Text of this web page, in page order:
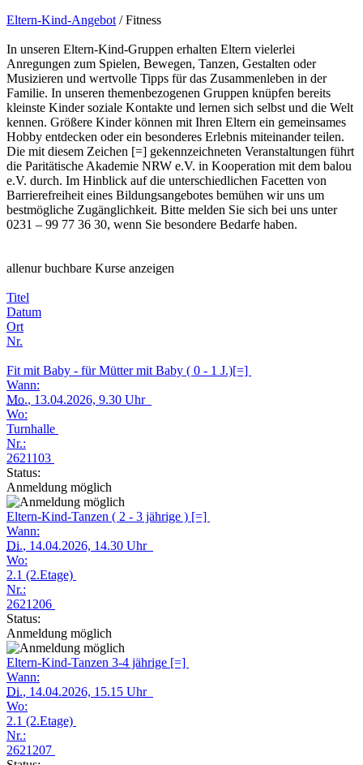
Eltern-Kind-Angebot /Fitness
In unseren Eltern-Kind-Gruppen erhalten Eltern vielerlei
Anregungen zum Spielen, Bewegen, Tanzen, Gestalten oder
Musizieren und wertvolle Tipps für das Zusammenleben in der
Familie. In unseren themenbezogenen Gruppen knüpfen bereits
kleinste Kinder soziale Kontakte und lernen sich selbst und die Welt
kennen. Größere Kinder können mit Ihren Eltern ein gemeinsames
Hobby entdecken oder ein besonderes Erlebnis miteinander teilen.
Die mit diesem Zeichen [=] gekennzeichneten Veranstaltungen führt
die Paritätische Akademie NRW e.V. in Kooperation mit dem balou
e.V. durch. Im Hinblick auf die unterschiedlichen Facetten von
Barrierefreiheit eines Bildungsangebotes bemühen wir uns um
bestmögliche Zugänglichkeit. Bitte melden Sie sich bei uns unter
0231 – 99 77 36 30, wenn Sie besondere Bedarfe haben.
allenur buchbare Kurse anzeigen
Titel
Datum
Ort
Nr.
Fit mit Baby - für Mütter mit Baby ( 0 - 1 J.)[=]
Wann:
Mo., 13.04.2026, 9.30 Uhr
Wo:
Turnhalle
Nr.:
2621103
Status:
Anmeldung möglich
Eltern-Kind-Tanzen ( 2 - 3 jährige ) [=]
Wann:
Di., 14.04.2026, 14.30 Uhr
Wo:
2.1 (2.Etage)
Nr.:
2621206
Status:
Anmeldung möglich
Eltern-Kind-Tanzen 3-4 jährige [=]
Wann:
Di., 14.04.2026, 15.15 Uhr
Wo:
2.1 (2.Etage)
Nr.:
2621207